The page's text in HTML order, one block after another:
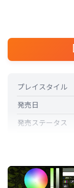
プレイスタイル
発売日
発売ステータス
言語対応